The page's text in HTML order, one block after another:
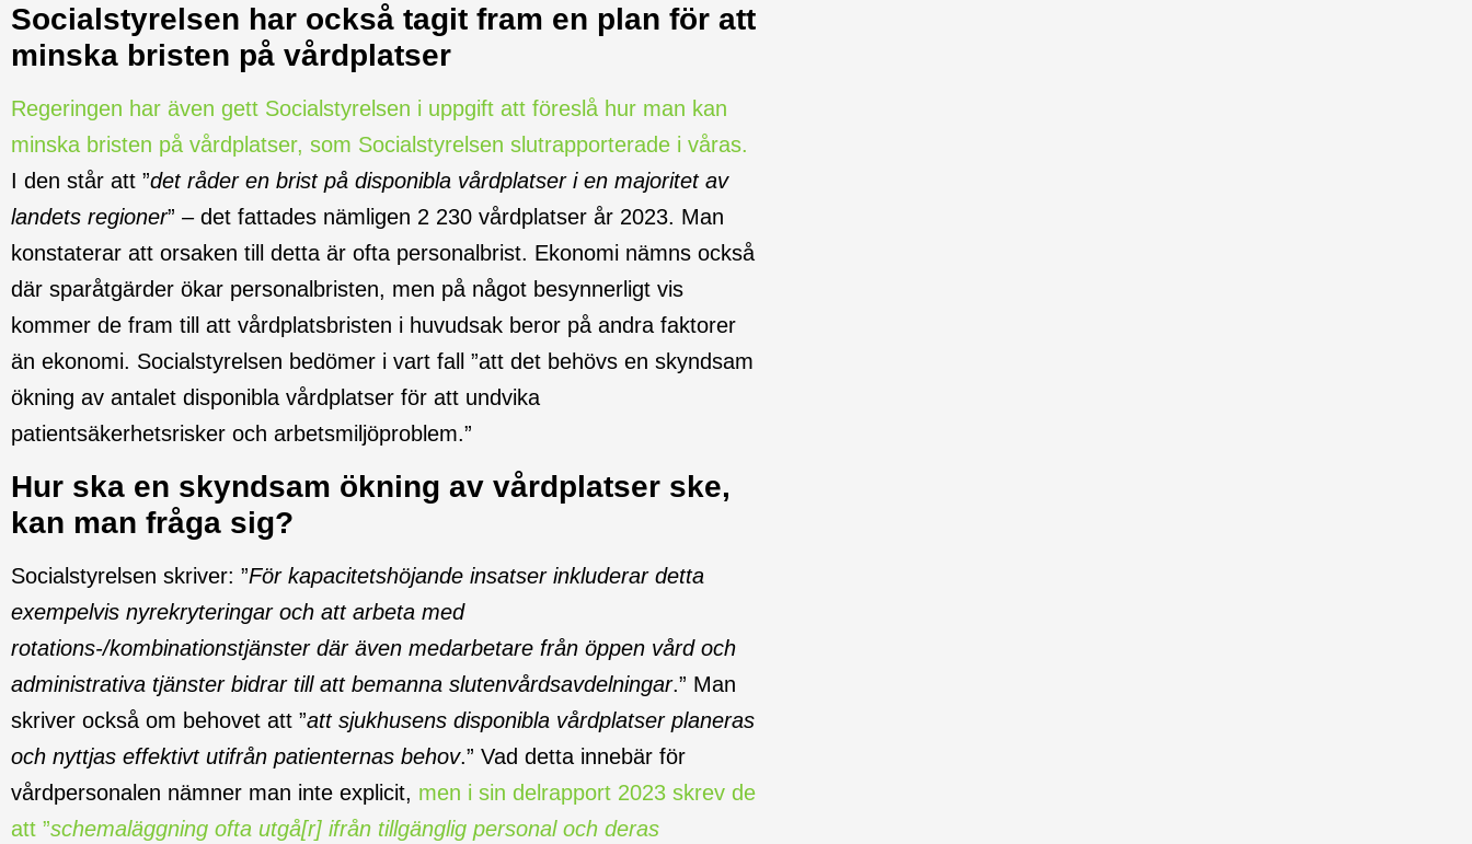
Socialstyrelsen har också tagit fram en plan för att
minska bristen på vårdplatser
Regeringen har även gett Socialstyrelsen i uppgift att föreslå hur man kan
minska bristen på vårdplatser, som Socialstyrelsen slutrapporterade i våras.
I den står att ”det råder en brist på disponibla vårdplatser i en majoritet av
landets regioner” – det fattades nämligen 2 230 vårdplatser år 2023. Man
konstaterar att orsaken till detta är ofta personalbrist. Ekonomi nämns också
där sparåtgärder ökar personalbristen, men på något besynnerligt vis
kommer de fram till att vårdplatsbristen i huvudsak beror på andra faktorer
än ekonomi. Socialstyrelsen bedömer i vart fall ”att det behövs en skyndsam
ökning av antalet disponibla vårdplatser för att undvika
patientsäkerhetsrisker och arbetsmiljöproblem.”
Hur ska en skyndsam ökning av vårdplatser ske,
kan man fråga sig?
Socialstyrelsen skriver: ”För kapacitetshöjande insatser inkluderar detta
exempelvis nyrekryteringar och att arbeta med
rotations-/kombinationstjänster där även medarbetare från öppen vård och
administrativa tjänster bidrar till att bemanna slutenvårdsavdelningar.” Man
skriver också om behovet att ”att sjukhusens disponibla vårdplatser planeras
och nyttjas effektivt utifrån patienternas behov.” Vad detta innebär för
vårdpersonalen nämner man inte explicit, men i sin delrapport 2023 skrev de
att ”schemaläggning ofta utgå[r] ifrån tillgänglig personal och deras